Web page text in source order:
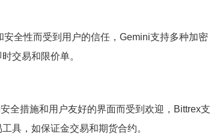
全性而受到用户的信任，Gemini支持多种加密
交易和限价单。
全措施和用户友好的界面而受到欢迎，Bittrex支
具，如保证金交易和期货合约。